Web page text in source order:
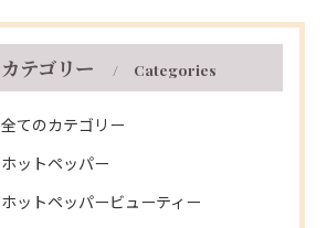
カテゴリー Categories
全てのカテゴリー
ホットペッパー
ホットペッパービューティー